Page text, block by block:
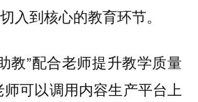
入到核心的教育环节。
教”配合老师提升教学质量
可以调用内容生产平台上